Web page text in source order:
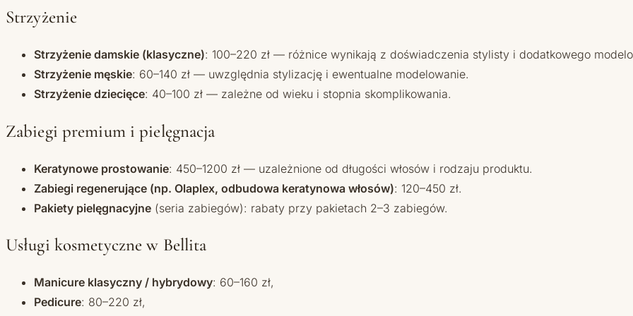
Strzyżenie
Strzyżenie damskie (klasyczne): 100–220 zł — różnice wynikają z doświadczenia stylisty i dodatkowego
Strzyżenie męskie: 60–140 zł — uwzględnia stylizację i ewentualne modelowanie.
Strzyżenie dziecięce: 40–100 zł — zależne od wieku i stopnia skomplikowania.
Zabiegi premium i pielęgnacja
Keratynowe prostowanie: 450–1200 zł — uzależnione od długości włosów i rodzaju produktu.
Zabiegi regenerujące (np. Olaplex, odbudowa keratynowa włosów): 120–450 zł.
Pakiety pielęgnacyjne (seria zabiegów): rabaty przy pakietach 2–3 zabiegów.
Usługi kosmetyczne w Bellita
Manicure klasyczny / hybrydowy: 60–160 zł,
Pedicure: 80–220 zł,